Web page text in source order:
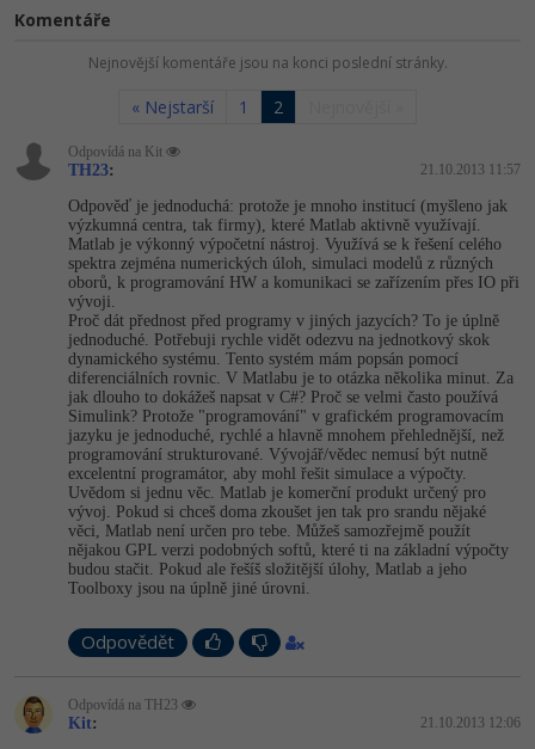
UML a návrhové vzory
ASP.NET MVC
Django
Best practices
HTML / CSS
MS-SQL
Tester
Systémový administrátor
Grafik / UX/UI návrhář
3D grafik
Projektový manažer
Databázový analytik
Copywriter
WordPress specialista
SEO specialista
Swift -80%
Kotlin -80%
C -80%
VB.NET
SQL
Návrh SW -80%
Algoritmy -41%
Umělá inteligence (AI) -10%
Pro děti
Komentáře
Nejnovější komentáře jsou na konci poslední stránky.
« Nejstarší 1 2
Odpovídá na Kit
TH23: 21.10.2013 11:57
Odpověď je jednoduchá: protože je mnoho institucí (myšleno jak
výzkumná centra, tak firmy), které Matlab aktivně využívají.
Matlab je výkonný výpočetní nástroj. Využívá se k řešení celého
spektra zejména numerických úloh, simulaci modelů z různých
oborů, k programování HW a komunikaci se zařízením přes IO při
vývoji.
Proč dát přednost před programy v jiných jazycích? To je úplně
jednoduché. Potřebuji rychle vidět odezvu na jednotkový skok
dynamického systému. Tento systém mám popsán pomocí
diferenciálních rovnic. V Matlabu je to otázka několika minut. Za
jak dlouho to dokážeš napsat v C#? Proč se velmi často používá
Simulink? Protože "programování" v grafickém programovacím
jazyku je jednoduché, rychlé a hlavně mnohem přehlednější, než
programování strukturované. Vývojář/vědec nemusí být nutně
excelentní programátor, aby mohl řešit simulace a výpočty.
Uvědom si jednu věc. Matlab je komerční produkt určený pro
vývoj. Pokud si chceš doma zkoušet jen tak pro srandu nějaké
věci, Matlab není určen pro tebe. Můžeš samozřejmě použít
nějakou GPL verzi podobných softů, které ti na základní výpočty
budou stačit. Pokud ale řešíš složitější úlohy, Matlab a jeho
Toolboxy jsou na úplně jiné úrovni.
Odpovědět
Odpovídá na TH23
Kit: 21.10.2013 12:06